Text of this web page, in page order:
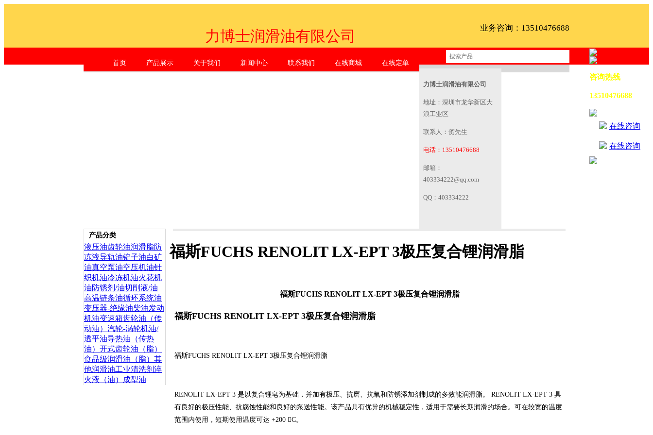
力博士润滑油有限公司
Shenzhen Li Dr. Industrial Co., Ltd.
业务咨询：13510476688
首页 产品展示 关于我们 新闻中心 联系我们 在线商城 在线定单
力博士润滑油有限公司
地址：深圳市龙华新区大
浪工业区
联系人：贺先生
电话：13510476688
邮箱：
403334222@qq.com
QQ：403334222
产品分类
液压油齿轮油润滑脂防
冻液导轨油锭子油白矿
油真空泵油空压机油针
织机油冷冻机油火花机
油防锈剂/油切削液/油
高温链条油循环系统油
变压器-绝缘油柴油发动
机油变速箱齿轮油（传
动油） 汽轮-涡轮机油/
透平油导热油（传热
油） 开式齿轮油（脂）
食品级润滑油（脂） 其
他润滑油工业清洗剂 淬
火液（油）
成型油
福斯FUCHS RENOLIT LX-EPT 3极压复合锂润滑脂
福斯FUCHS RENOLIT LX-EPT 3极压复合锂润滑脂
福斯FUCHS RENOLIT LX-EPT 3极压复合锂润滑脂
福斯FUCHS RENOLIT LX-EPT 3极压复合锂润滑脂
RENOLIT LX-EPT 3 是以复合锂皂为基础，并加有极压、抗磨、抗氧和防锈添加剂制成的多效能润滑脂。 RENOLIT LX-EPT 3 具
有良好的极压性能、抗腐蚀性能和良好的泵送性能。该产品具有优异的机械稳定性，适用于需要长期润滑的场合。可在较宽的温度
范围内使用，短期使用温度可达 +200 C。
咨询热线
13510476688
在线咨询
在线咨询